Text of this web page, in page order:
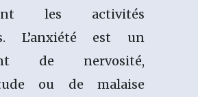
les activités
L’anxiété est un
de nervosité,
ou de malaise